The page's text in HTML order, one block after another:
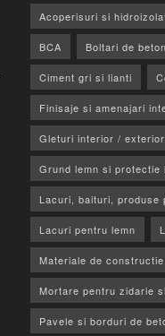
Acoperisuri si
BCA Boltari de
Ciment gri si lianti
Finisaje si amenajari
Gleturi interior / exterior
Grund lemn si protectie
Lacuri, baituri, produse
Lacuri pentru lemn
Materiale de constructie
Mortare pentru zidarie
Pavele si borduri de